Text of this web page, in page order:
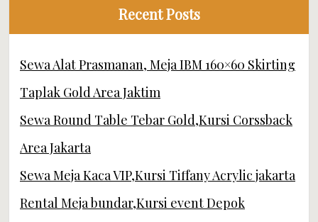
Recent Posts
Sewa Alat Prasmanan, Meja IBM 160×60 Skirting
Taplak Gold Area Jaktim
Sewa Round Table Tebar Gold,Kursi Corssback
Area Jakarta
Sewa Meja Kaca VIP,Kursi Tiffany Acrylic jakarta
Rental Meja bundar,Kursi event Depok